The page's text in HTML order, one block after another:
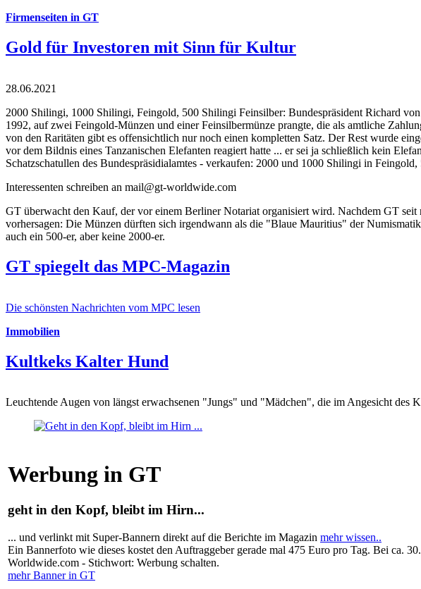
Firmenseiten in GT
Gold für Investoren mit Sinn für Kultur
28.06.2021
2000 Shilingi, 1000 Shilingi, Feingold, 500 Shilingi Feinsilber: Bundespräsident Richard
1992, auf zwei Feingold-Münzen und einer Feinsilbermünze prangte, die als amtliche
von den Raritäten gibt es offensichtlich nur noch einen kompletten Satz. Der Rest wurde
vor dem Bildnis eines Tanzanischen Elefanten reagiert hatte ... er sei ja schließlich kein
Schatzschatullen des Bundespräsidialamtes - verkaufen: 2000 und 1000 Shilingi in
Interessenten schreiben an mail@gt-worldwide.com
GT überwacht den Kauf, der vor einem Berliner Notariat organisiert wird. Nachdem GT
vorhersagen: Die Münzen dürften sich irgendwann als die "Blaue Mauritius" der
auch ein 500-er, aber keine 2000-er.
GT spiegelt das MPC-Magazin
Die schönsten Nachrichten vom MPC lesen
Immobilien
Kultkeks Kalter Hund
Leuchtende Augen von längst erwachsenen "Jungs" und "Mädchen", die im Angesicht des
Werbung in GT
geht in den Kopf, bleibt im Hirn...
... und verlinkt mit Super-Bannern direkt auf die Berichte im Magazin mehr wissen..
Ein Bannerfoto wie dieses kostet den Auftraggeber gerade mal 475 Euro pro Tag. Bei ca.
Worldwide.com - Stichwort: Werbung schalten.
mehr Banner in GT